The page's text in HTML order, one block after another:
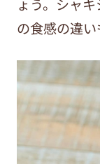
ょう。シャ
の食感の違い